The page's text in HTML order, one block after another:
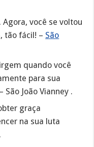
você se voltou
tão fácil! – São
quando você
para sua
João Vianney .
graça
na sua luta